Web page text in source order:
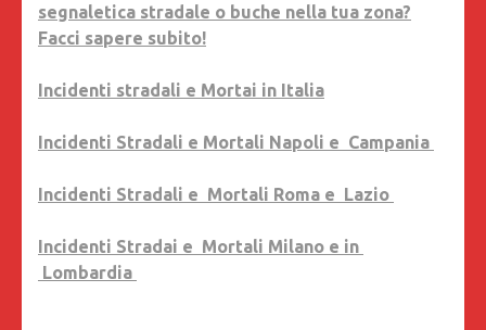
segnaletica stradale o buche nella tua zona?
Facci sapere subito!
Incidenti stradali e Mortai in Italia
Incidenti Stradali e Mortali Napoli e Campania
Incidenti Stradali e Mortali Roma e Lazio
Incidenti Stradai e Mortali Milano e in
Lombardia